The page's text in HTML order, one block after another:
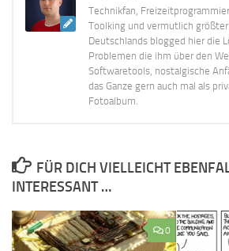
Technikfan,
Toolking und vermutlich größter
Deutschlands blogged hier die
Problemen die ihm über den
Softwaretools, nostalgische
das Ganze gern auch mal als
Fotoalbum.
FÜR DICH VIELLEICHT
INTERESSANT …
0